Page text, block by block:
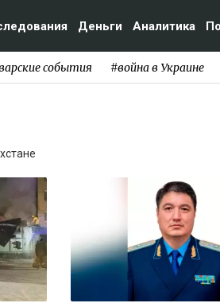
Деньги Аналитика
события #война в Украине